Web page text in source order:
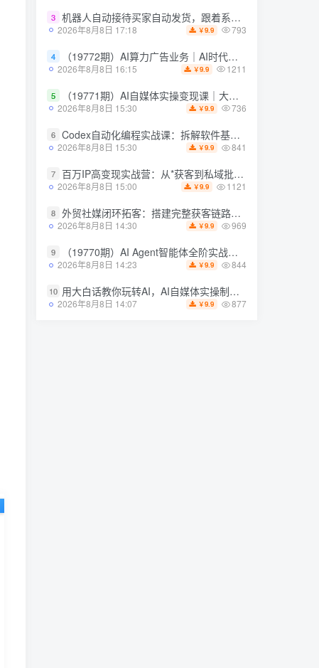
3 机器人自动接待买家自动发货，跟着系统学拼多多虚拟月入1-5W【揭秘】
2026年8月8日 17:18 ￥9.9 793
4 （19772期）AI算力广告业务｜AI时代个人或工作室新赛道
2026年8月8日 16:15 ￥9.9 1211
5 （19771期）AI自媒体实操变现课｜大白话教学，从短剧漫剧到动画制作，零基础也能掌握*内容创作与变现全流程
2026年8月8日 15:30 ￥9.9 736
6 Codex自动化编程实战课：拆解软件基础操作，搭配实用插件快速掌握AI代码编写能力
2026年8月8日 15:30 ￥9.9 841
7 百万IP高变现实战营：从*获客到私域批量*，搭建完整IP商业闭环
2026年8月8日 15:00 ￥9.9 1121
8 外贸社媒闭环拓客：搭建完整获客链路，脸书TikTok实操打通引流到*全流程
2026年8月8日 14:30 ￥9.9 969
9 （19770期）AI Agent智能体全阶实战课；从原理到实操全程手把手，无需编程基础也能搭建自动运行的智能体
2026年8月8日 14:23 ￥9.9 844
10 用大白话教你玩转AI，AI自媒体实操制作变现，0基础也能上手，从内容到变现
2026年8月8日 14:07 ￥9.9 877
3 机器人自动接待买家自动发货，跟着系统学拼多多虚拟月入1-5W【揭秘】
2026年8月8日 17:18 ￥9.9 793
4 （19772期）AI算力广告业务｜AI时代个人或工作室新赛道
2026年8月8日 16:15 ￥9.9 1211
5 （19771期）AI自媒体实操变现课｜大白话教学，从短剧漫剧到动画制作，零基础也能掌握*内容创作与变现全流程
2026年8月8日 15:30 ￥9.9 736
6 Codex自动化编程实战课：拆解软件基础操作，搭配实用插件快速掌握AI代码编写能力
2026年8月8日 15:30 ￥9.9 841
7 百万IP高变现实战营：从*获客到私域批量*，搭建完整IP商业闭环
2026年8月8日 15:00 ￥9.9 1121
8 外贸社媒闭环拓客：搭建完整获客链路，脸书TikTok实操打通引流到*全流程
2026年8月8日 14:30 ￥9.9 969
9 （19770期）AI Agent智能体全阶实战课；从原理到实操全程手把手，无需编程基础也能搭建自动运行的智能体
2026年8月8日 14:23 ￥9.9 844
10 用大白话教你玩转AI，AI自媒体实操制作变现，0基础也能上手，从内容到变现
2026年8月8日 14:07 ￥9.9 877